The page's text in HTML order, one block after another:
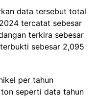
data tersebut total
tercatat sebesar
terkira sebesar
sebesar 2,095
per tahun
seperti data tahun